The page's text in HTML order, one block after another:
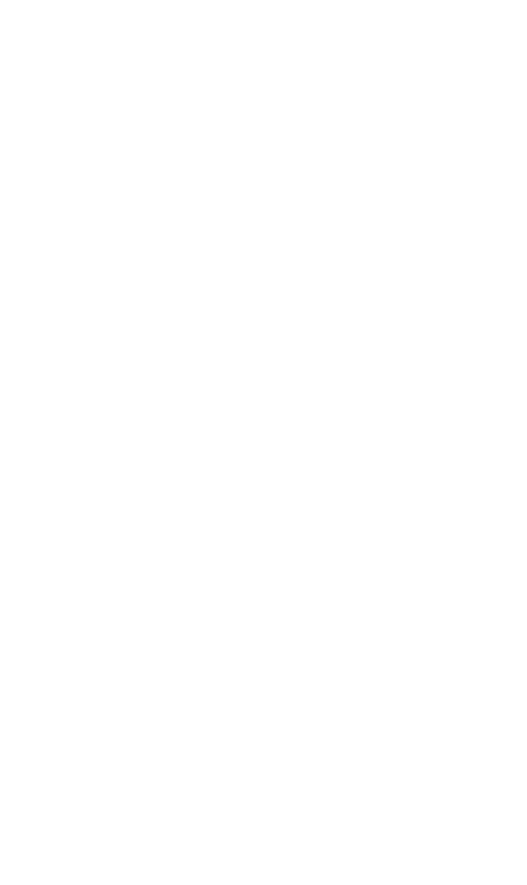
stronie produktu
Opcje można wybrać na stronie produktu
cen: od 65,00 zł do 140,00 zł
produkt ma wiele wariantów. Opcje można wybrać na stronie